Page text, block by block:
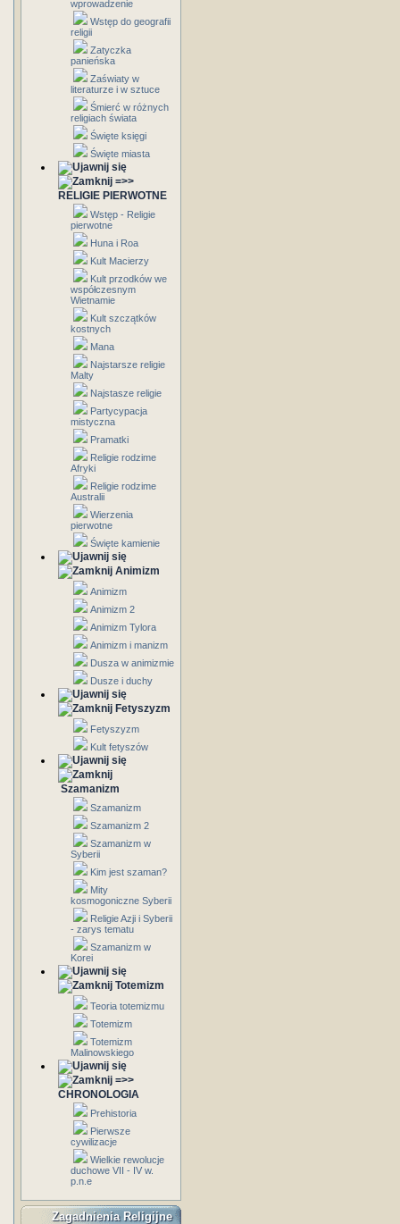
wprowadzenie
Wstęp do geografii
religii
Zatyczka
panieńska
Zaświaty w
literaturze i w sztuce
Śmierć w różnych
religiach świata
Święte księgi
Święte miasta
=>>
RELIGIE PIERWOTNE
Wstęp - Religie
pierwotne
Huna i Roa
Kult Macierzy
Kult przodków we
współczesnym
Wietnamie
Kult szczątków
kostnych
Mana
Najstarsze religie
Malty
Najstasze religie
Partycypacja
mistyczna
Pramatki
Religie rodzime
Afryki
Religie rodzime
Australii
Wierzenia
pierwotne
Święte kamienie
Animizm
Animizm
Animizm 2
Animizm Tylora
Animizm i manizm
Dusza w animizmie
Dusze i duchy
Fetyszyzm
Fetyszyzm
Kult fetyszów
Szamanizm
Szamanizm
Szamanizm 2
Szamanizm w
Syberii
Kim jest szaman?
Mity
kosmogoniczne Syberii
Religie Azji i Syberii
- zarys tematu
Szamanizm w
Korei
Totemizm
Teoria totemizmu
Totemizm
Totemizm
Malinowskiego
=>>
CHRONOLOGIA
Prehistoria
Pierwsze
cywilizacje
Wielkie rewolucje
duchowe VII - IV w.
p.n.e
Zagadnienia Religijne